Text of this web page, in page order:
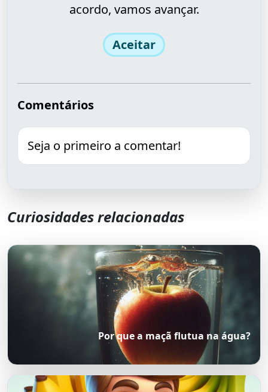
acordo, vamos avançar.
Aceitar
Comentários
Seja o primeiro a comentar!
Curiosidades relacionadas
Por que a maçã flutua na água?